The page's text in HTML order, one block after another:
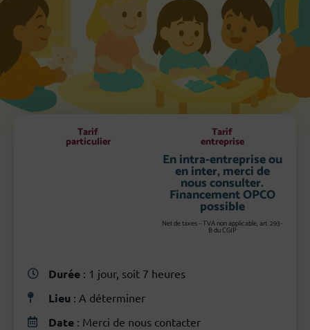
Tarif
particulier
Tarif
entreprise
En intra-entreprise ou
en inter, merci de
nous consulter.
Financement OPCO
possible
Net de taxes – TVA non applicable, art. 293-
B du CGIP
Durée : 1 jour, soit 7 heures
Lieu : A déterminer
Date : Merci de nous contacter